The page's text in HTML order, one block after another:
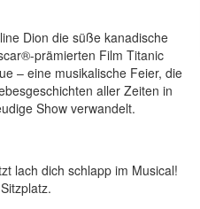
Dion die süße kanadische
prämierten Film Titanic
– eine musikalische Feier, die
aller Zeiten in
Show verwandelt.
lach dich schlapp im Musical!